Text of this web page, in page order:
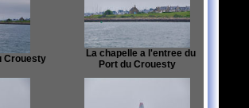
Crouesty
La chapelle a l'entree du
Port du Crouesty